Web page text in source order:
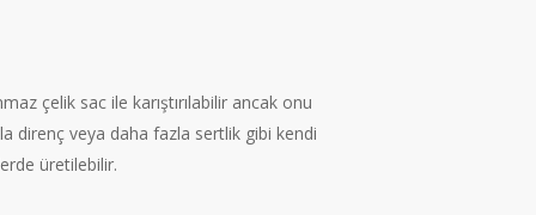
çelik sac ile karıştırılabilir ancak onu
direnç veya daha fazla sertlik gibi kendi
üretilebilir.